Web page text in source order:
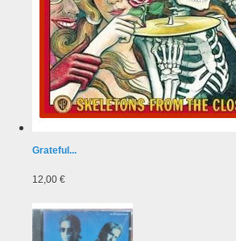
Grateful...
12,00 €